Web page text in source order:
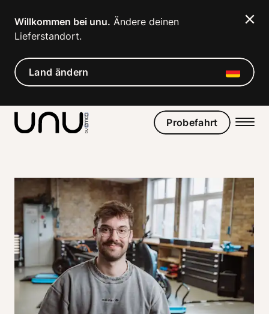
Willkommen bei unu. Ändere deinen
Lieferstandort.
Land ändern
Probefahrt